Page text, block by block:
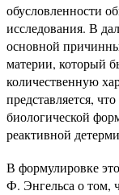
обусловленности
исследования. В
основной
материи, который
количественную
представляется,
биологической
реактивной
В формулировке
Ф. Энгельса о том,